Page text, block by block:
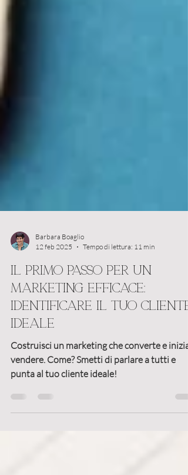
12 feb 2025
Tempo di lettura: 11 min
Il primo passo per un
marketing efficace:
identificare il tuo cliente
ideale
punta al tuo cliente ideale!